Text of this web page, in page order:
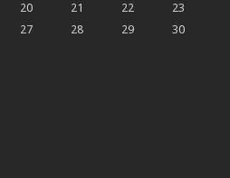
20 21 22
23
27 28 29
30